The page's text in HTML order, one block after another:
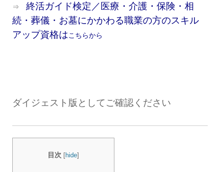
⇒ 終活ガイド検定／医療・介護・保険・相
続・葬儀・お墓にかかわる職業の方のスキル
アップ資格はこちらから
ダイジェスト版としてご確認ください
目次 [hide]